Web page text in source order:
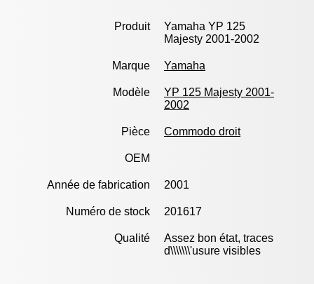
Produit
Yamaha YP 125
Majesty 2001-2002
Marque Yamaha
Modèle
YP 125 Majesty 2001-
2002
Pièce Commodo droit
OEM
Année de fabrication 2001
Numéro de stock 201617
Qualité
Assez bon état, traces
d\\\\\\\'usure visibles